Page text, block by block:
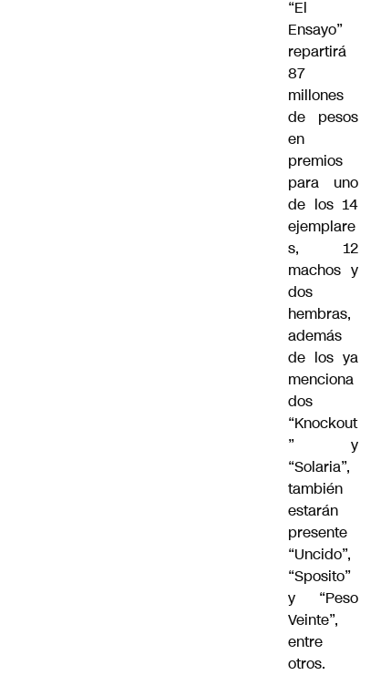
“El
Ensayo”
repartirá
87
millones
de pesos
en
premios
para uno
de los 14
ejemplare
s, 12
machos y
dos
hembras,
además
de los ya
menciona
dos
“Knockout
” y
“Solaria”,
también
estarán
presente
“Uncido”,
“Sposito”
y “Peso
Veinte”,
entre
otros.